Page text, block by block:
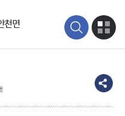
천면